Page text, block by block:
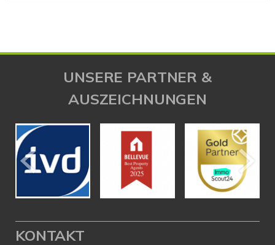
UNSERE PARTNER &
AUSZEICHNUNGEN
KONTAKT